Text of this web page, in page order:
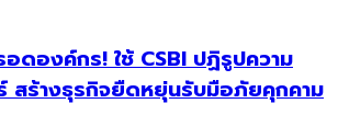
ดองค์กร! ใช้ CSBI ปฏิรูปความ
สร้างธุรกิจยืดหยุ่นรับมือภัยคุกคาม